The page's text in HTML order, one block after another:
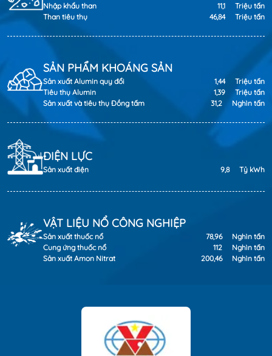
Nhập khẩu than
11,1
Triệu tấn
Than tiêu thụ
46,84 Triệu tấn
SẢN PHẨM KHOÁNG SẢN
Sản xuất Alumin quy đổi 1,44
Triệu tấn
Tiêu thụ Alumin
1,39
Triệu tấn
Sản xuất và tiêu thụ Đồng tấm
31,2 Nghìn tấn
ĐIỆN LỰC
Sản xuất điện 9,8 Tỷ kWh
VẬT LIỆU NỔ CÔNG NGHIỆP
Sản xuất thuốc nổ 78,96
Nghìn tấn
Cung ứng thuốc nổ
112
Nghìn tấn
Sản xuất Amon Nitrat
200,46 Nghìn tấn